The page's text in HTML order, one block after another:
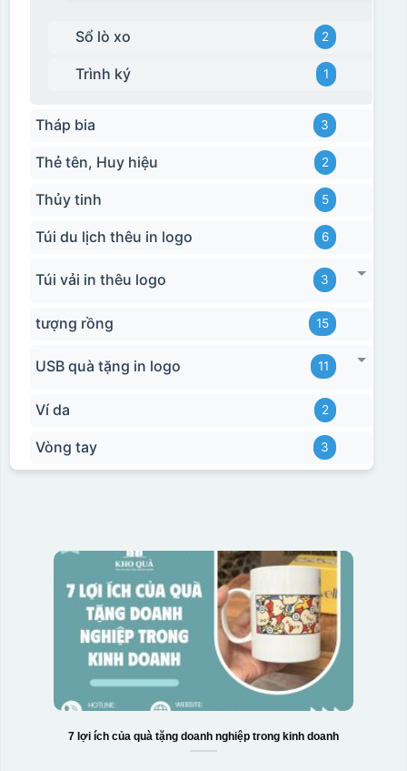
đây là kiểu hộp quay xách lót lụa chỉ khác là thêm quai
Hộp xi lót lụa
Sổ lò xo 2
Trình ký 1
Tháp bia 3
Thẻ tên, Huy hiệu 2
Thủy tinh 5
Túi du lịch thêu in logo 6
Túi vải in thêu logo 3
tượng rồng 15
USB quà tặng in logo 11
Ví da 2
Vòng tay 3
7 lợi ích của quà tặng doanh nghiệp trong kinh doanh